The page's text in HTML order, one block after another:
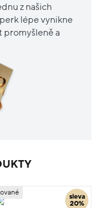
z našich
lépe vynikne
promyšleně a
sleva
20%